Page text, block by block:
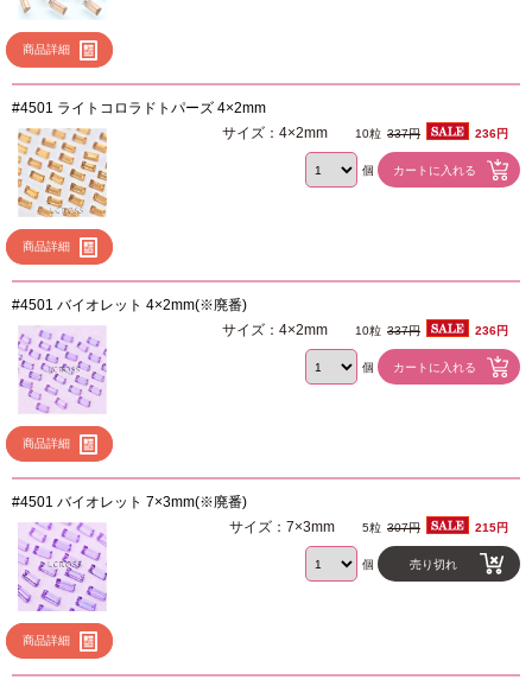
商品詳細
#4501 ライトコロラドトパーズ 4×2mm
商品詳細
サイズ：4×2mm 10粒 337円 236円
個
#4501 バイオレット 4×2mm(※廃番)
商品詳細
サイズ：4×2mm 10粒 337円 236円
個
#4501 バイオレット 7×3mm(※廃番)
商品詳細
サイズ：7×3mm 5粒 307円 215円
個 売り切れ